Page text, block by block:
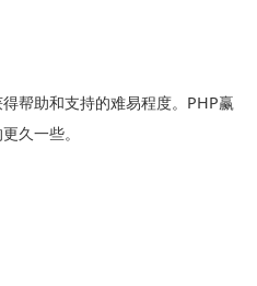
帮助和支持的难易程度。PHP赢
久一些。